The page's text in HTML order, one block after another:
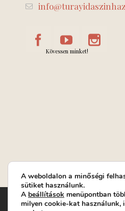
Kövessen minket!
Turay Ida Színház
A weboldalon a minőségi
sütiket használunk.
A beállítások menüpontban
milyen cookie-kat használunk,